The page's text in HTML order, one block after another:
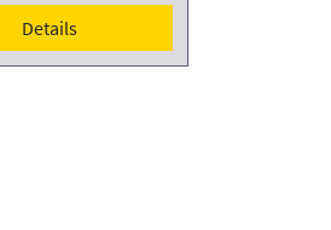
Details